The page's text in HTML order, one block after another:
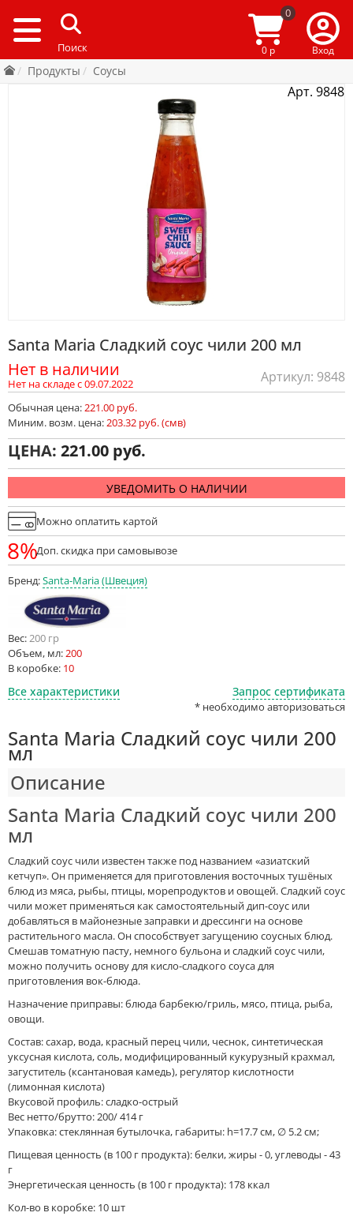
0
0 р Вход
Продукты Соусы
Арт. 9848
Santa Maria Сладкий соус чили 200 мл
Нет в наличии
Нет на складе с 09.07.2022 Артикул: 9848
Обычная цена:221.00 руб.
Миним. возм. цена:203.32 руб. (смв)
ЦЕНА: 221.00
УВЕДОМИТЬ О НАЛИЧИИ
Можно оплатить картой
8%Доп. скидка при самовывозе
Бренд:Santa-Maria (Швеция)
Вес:200 гр
Объем, мл:200
В коробке: 10
Все характеристики Запрос сертификата
* необходимо авторизоваться
Santa Maria Сладкий соус чили 200
мл
Описание
Santa Maria Сладкий соус чили 200
мл
Сладкий соус чили известен также под названием «азиатский
кетчуп». Он применяется для приготовления восточных тушёных
блюд из мяса, рыбы, птицы, морепродуктов и овощей. Сладкий соус
чили может применяться как самостоятельный дип-соус или
добавляться в майонезные заправки и дрессинги на основе
растительного масла. Он способствует загущению соусных блюд.
Смешав томатную пасту, немного бульона и сладкий соус чили,
можно получить основу для кисло-сладкого соуса для
приготовления вок-блюда.
Назначение приправы: блюда барбекю/гриль, мясо, птица, рыба,
овощи.
Состав: сахар, вода, красный перец чили, чеснок, синтетическая
уксусная кислота, соль, модифицированный кукурузный крахмал,
загуститель (ксантановая камедь), регулятор кислотности
(лимонная кислота)
Вкусовой профиль: сладко-острый
Вес нетто/брутто: 200/ 414 г
Упаковка: стеклянная бутылочка, габариты: h=17.7 см, ∅ 5.2 см;
Пищевая ценность (в 100 г продукта): белки, жиры - 0, углеводы - 43
г
Энергетическая ценность (в 100 г продукта): 178 ккал
Кол-во в коробке: 10 шт